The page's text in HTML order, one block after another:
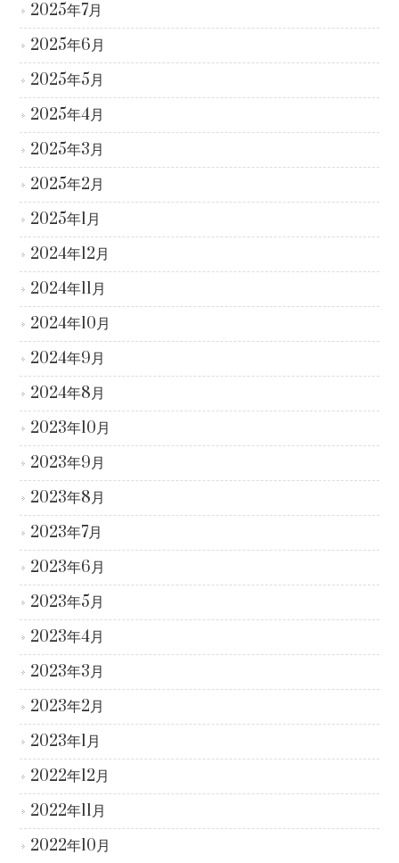
2025年7月
2025年6月
2025年5月
2025年4月
2025年3月
2025年2月
2025年1月
2024年12月
2024年11月
2024年10月
2024年9月
2024年8月
2023年10月
2023年9月
2023年8月
2023年7月
2023年6月
2023年5月
2023年4月
2023年3月
2023年2月
2023年1月
2022年12月
2022年11月
2022年10月